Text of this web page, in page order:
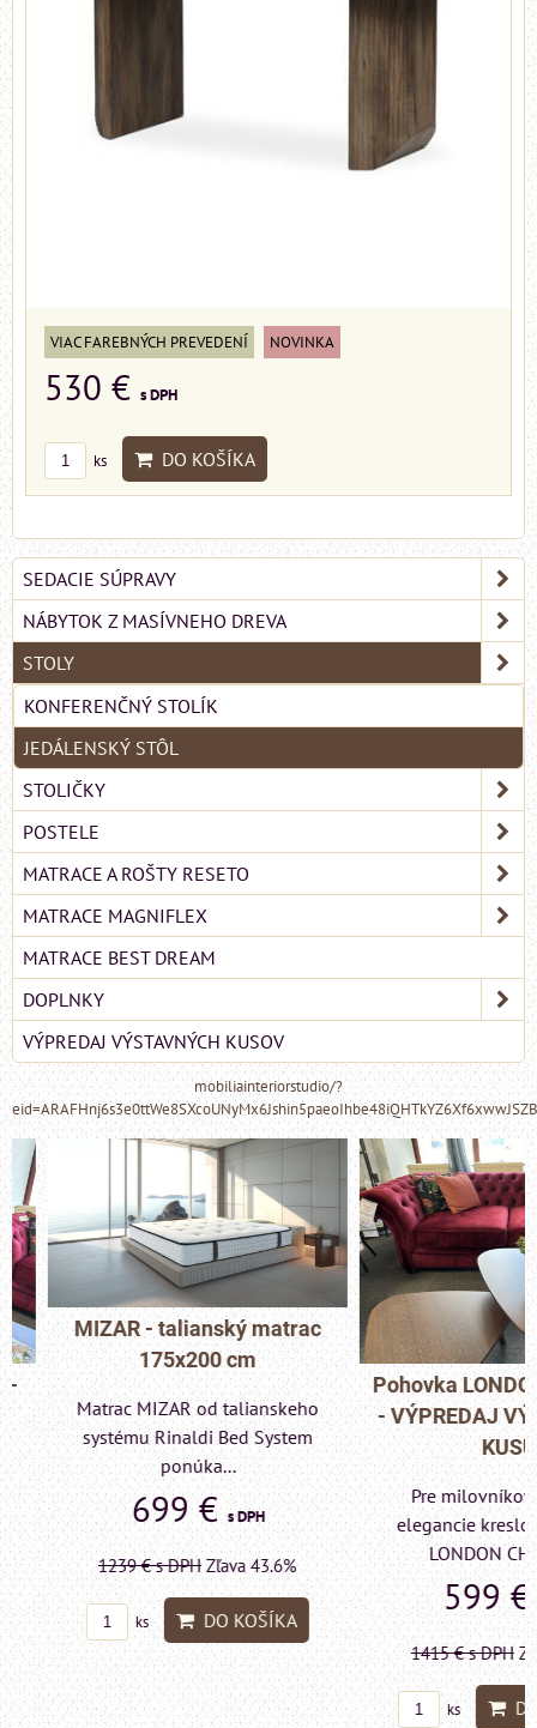
VIAC FAREBNÝCH PREVEDENÍ NOVINKA
530 € s DPH
ks DO KOŠÍKA
SEDACIE SÚPRAVY
NÁBYTOK Z MASÍVNEHO DREVA
STOLY
KONFERENČNÝ STOLÍK
JEDÁLENSKÝ STÔL
STOLIČKY
POSTELE
MATRACE A ROŠTY RESETO
MATRACE MAGNIFLEX
MATRACE BEST DREAM
DOPLNKY
VÝPREDAJ VÝSTAVNÝCH KUSOV
mobiliainteriorstudio/?
MIZAR - talianský matrac
175x200 cm
Matrac MIZAR od talianskeho
systému Rinaldi Bed System
ponúka...
699 € s DPH
1239 €s DPH Zľava 43.6%
ks DO KOŠÍKA
Pohovka LONDON
- VÝPREDAJ
KUSU
Pre milovníkov
elegancie kreslo a
LONDON
599 €s
1415 €s DPH Zľava
ks DO